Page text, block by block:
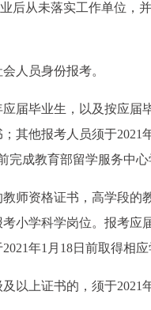
后从未落实工作单位，
人员身份报考。
应届毕业生，以及按应
其他报考人员须于
完成教育部留学服务中心
教师资格证书，高学段
小学科学岗位。报考应
年1月18日前取得相
以上证书的，须于2021